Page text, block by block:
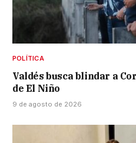
POLÍTICA
Valdés busca blindar a
de El Niño
9 de agosto de 2026